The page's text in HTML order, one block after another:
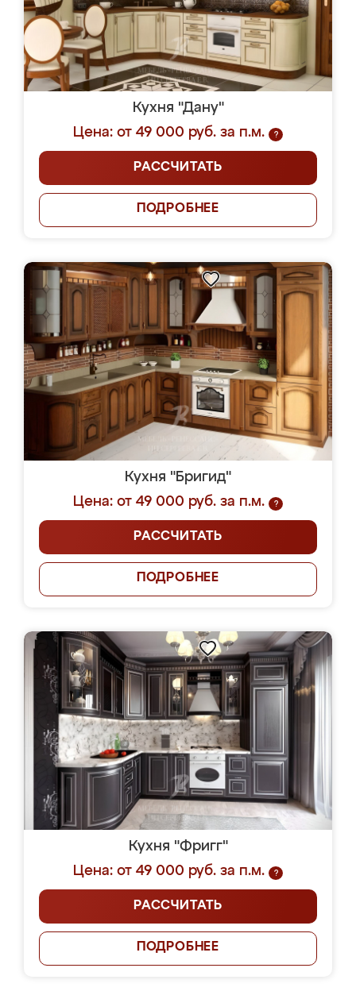
Кухня "Дану"
Цена: от 49 000 руб. за п.м.
?
РАССЧИТАТЬ
ПОДРОБНЕЕ
Кухня "Бригид"
Цена: от 49 000 руб. за п.м.
?
РАССЧИТАТЬ
ПОДРОБНЕЕ
Кухня "Фригг"
Цена: от 49 000 руб. за п.м.
?
РАССЧИТАТЬ
ПОДРОБНЕЕ